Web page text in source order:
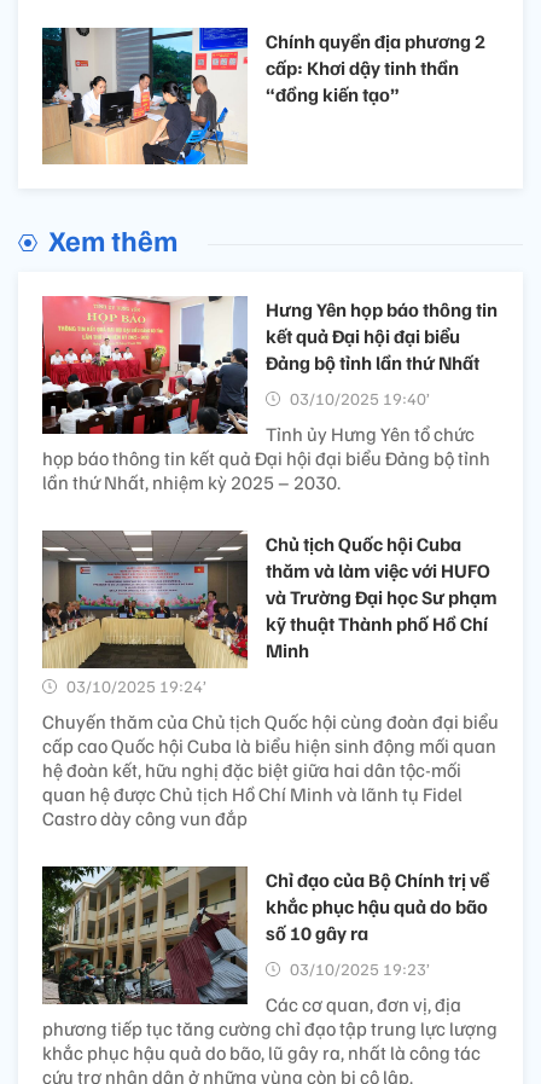
Chính quyền địa phương 2
cấp: Khơi dậy tinh thần
“đồng kiến tạo”
Xem thêm
Hưng Yên họp báo thông tin
kết quả Đại hội đại biểu
Đảng bộ tỉnh lần thứ Nhất
03/10/2025 19:40’
Tỉnh ủy Hưng Yên tổ chức
họp báo thông tin kết quả Đại hội đại biểu Đảng bộ tỉnh
lần thứ Nhất, nhiệm kỳ 2025 – 2030.
Chủ tịch Quốc hội Cuba
thăm và làm việc với HUFO
và Trường Đại học Sư phạm
kỹ thuật Thành phố Hồ Chí
Minh
03/10/2025 19:24’
Chuyến thăm của Chủ tịch Quốc hội cùng đoàn đại biểu
cấp cao Quốc hội Cuba là biểu hiện sinh động mối quan
hệ đoàn kết, hữu nghị đặc biệt giữa hai dân tộc-mối
quan hệ được Chủ tịch Hồ Chí Minh và lãnh tụ Fidel
Castro dày công vun đắp
Chỉ đạo của Bộ Chính trị về
khắc phục hậu quả do bão
số 10 gây ra
03/10/2025 19:23’
Các cơ quan, đơn vị, địa
phương tiếp tục tăng cường chỉ đạo tập trung lực lượng
khắc phục hậu quả do bão, lũ gây ra, nhất là công tác
cứu trợ nhân dân ở những vùng còn bị cô lập.